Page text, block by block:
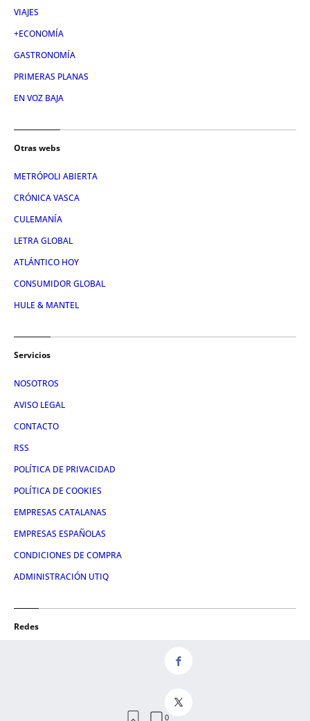
VIAJES
+ECONOMÍA
GASTRONOMÍA
PRIMERAS PLANAS
EN VOZ BAJA
Otras webs
METRÓPOLI ABIERTA
CRÓNICA VASCA
CULEMANÍA
LETRA GLOBAL
ATLÁNTICO HOY
CONSUMIDOR GLOBAL
HULE & MANTEL
Servicios
NOSOTROS
AVISO LEGAL
CONTACTO
RSS
POLÍTICA DE PRIVACIDAD
POLÍTICA DE COOKIES
EMPRESAS CATALANAS
EMPRESAS ESPAÑOLAS
CONDICIONES DE COMPRA
ADMINISTRACIÓN UTIQ
Redes